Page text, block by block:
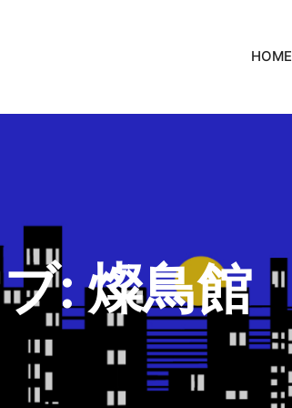
HOME
ブ:燦鳥館